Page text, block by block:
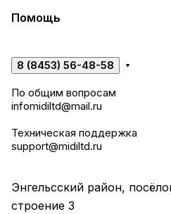
Помощь
8 (8453) 56-48-58
По общим вопросам
infomidiltd@mail.ru
Техническая поддержка
support@midiltd.ru
Энгельсский район,
строение 3